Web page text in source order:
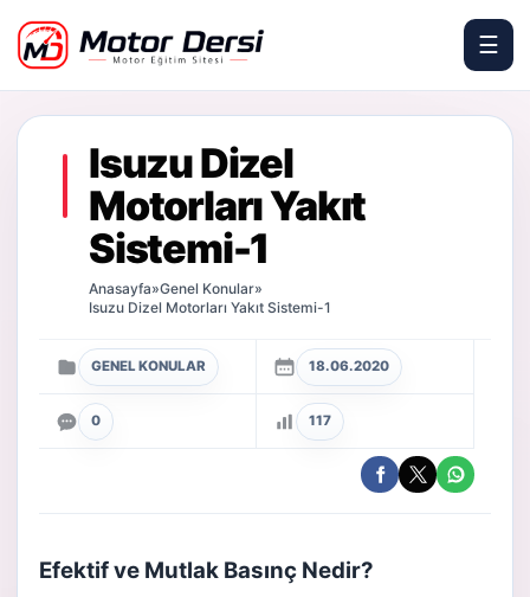
Motor Dersi
☰
Isuzu Dizel
Motorları Yakıt
Sistemi-1
Anasayfa»Genel Konular»
Isuzu Dizel Motorları Yakıt Sistemi-1
GENEL KONULAR 18.06.2020
0 117
Efektif ve Mutlak Basınç Nedir?